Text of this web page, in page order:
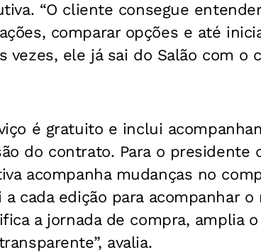
“O cliente consegue
comparar opções e até
vezes, ele já sai do Salão com o
é gratuito e inclui
do contrato. Para o presidente
acompanha mudanças no
a cada edição para acompanhar
a jornada de compra, amplia
avalia.